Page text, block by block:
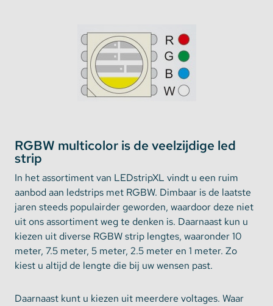
RGBW multicolor is de veelzijdige led
strip
In het assortiment van LEDstripXL vindt u een ruim
aanbod aan ledstrips met RGBW. Dimbaar is de laatste
jaren steeds populairder geworden, waardoor deze niet
uit ons assortiment weg te denken is. Daarnaast kun u
kiezen uit diverse RGBW strip lengtes, waaronder 10
meter, 7.5 meter, 5 meter, 2.5 meter en 1 meter. Zo
kiest u altijd de lengte die bij uw wensen past.
Daarnaast kunt u kiezen uit meerdere voltages. Waar